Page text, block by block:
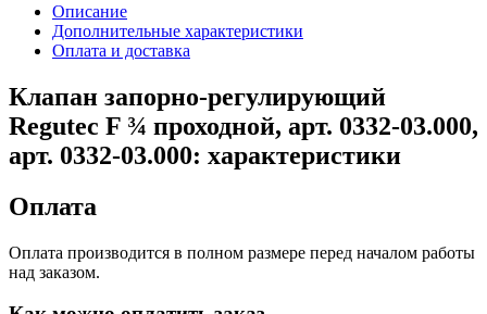
Описание
Дополнительные характеристики
Оплата и доставка
Клапан запорно-регулирующий
Regutec F ¾ проходной, арт. 0332-03.000,
арт. 0332-03.000: характеристики
Оплата
Оплата производится в полном размере перед началом работы
над заказом.